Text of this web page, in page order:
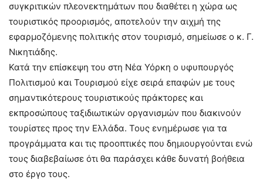
συγκριτικών πλεονεκτημάτων που διαθέτει η χώρα ως
τουριστικός προορισμός, αποτελούν την αιχμή της
εφαρμοζόμενης πολιτικής στον τουρισμό, σημείωσε ο κ. Γ.
Νικητιάδης.
Κατά την επίσκεψη του στη Νέα Υόρκη ο υφυπουργός
Πολιτισμού και Τουρισμού είχε σειρά επαφών με τους
σημαντικότερους τουριστικούς πράκτορες και
εκπροσώπους ταξιδιωτικών οργανισμών που διακινούν
τουρίστες προς την Ελλάδα. Τους ενημέρωσε για τα
προγράμματα και τις προοπτικές που δημιουργούνται ενώ
τους διαβεβαίωσε ότι θα παράσχει κάθε δυνατή βοήθεια
στο έργο τους.